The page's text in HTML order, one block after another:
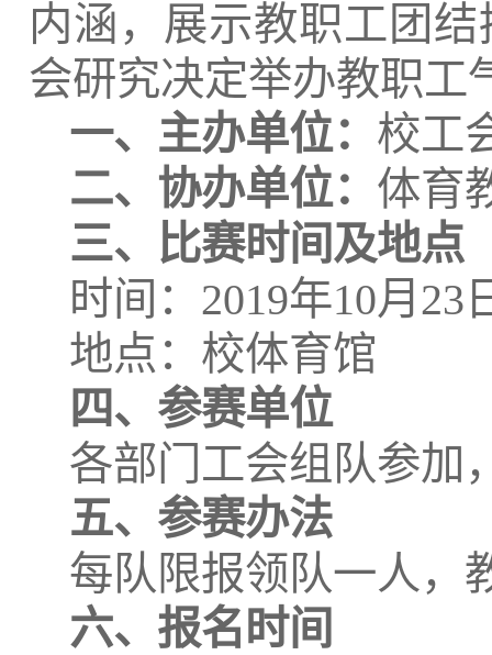
内涵，展示教职工团
会研究决定举办教职工
一、主办单位： 校工
二、协办单位： 体育
三、比赛时间及地点
时间： 2019年10月
地点：校体育馆
四、参赛单位
各部门工会组队参加
五、参赛办法
每队限报领队一人，
六、报名时间